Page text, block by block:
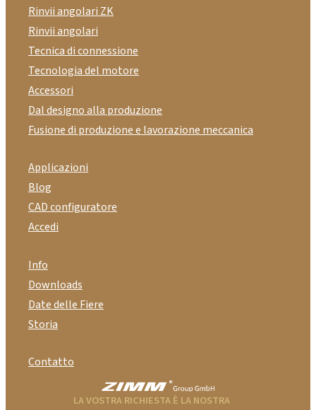
Rinvii angolari ZK
Rinvii angolari
Tecnica di connessione
Tecnologia del motore
Accessori
Dal designo alla produzione
Fusione di produzione e lavorazione meccanica
Applicazioni
Blog
CAD configuratore
Accedi
Info
Downloads
Date delle Fiere
Storia
Contatto
LA VOSTRA RICHIESTA È LA NOSTRA